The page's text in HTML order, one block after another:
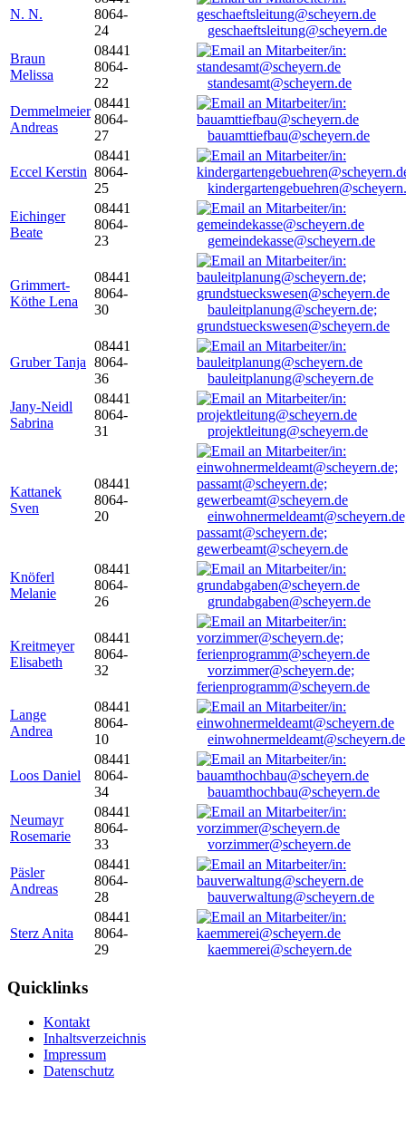
N. N.
8064-
24
geschaeftsleitung@scheyern.de
Braun
Melissa
08441
8064-
22
standesamt@scheyern.de
Demmelmeier
Andreas
08441
8064-
27
bauamttiefbau@scheyern.de
Eccel Kerstin
08441
8064-
25
Eichinger
Beate
08441
8064-
23
gemeindekasse@scheyern.de
Grimmert-
Köthe Lena
08441
8064-
30
bauleitplanung@scheyern.de;
grundstueckswesen@scheyern.de
Gruber Tanja
08441
8064-
36
bauleitplanung@scheyern.de
Jany-Neidl
Sabrina
08441
8064-
31
projektleitung@scheyern.de
Kattanek
Sven
08441
8064-
20
passamt@scheyern.de;
gewerbeamt@scheyern.de
Knöferl
Melanie
08441
8064-
26
grundabgaben@scheyern.de
Kreitmeyer
Elisabeth
08441
8064-
32
vorzimmer@scheyern.de;
ferienprogramm@scheyern.de
Lange
Andrea
08441
8064-
10
einwohnermeldeamt@scheyern.de
Loos Daniel
08441
8064-
34
bauamthochbau@scheyern.de
Neumayr
Rosemarie
08441
8064-
33
vorzimmer@scheyern.de
Päsler
Andreas
08441
8064-
28
bauverwaltung@scheyern.de
Sterz Anita
08441
8064-
29
kaemmerei@scheyern.de
Quicklinks
Kontakt
Inhaltsverzeichnis
Impressum
Datenschutz